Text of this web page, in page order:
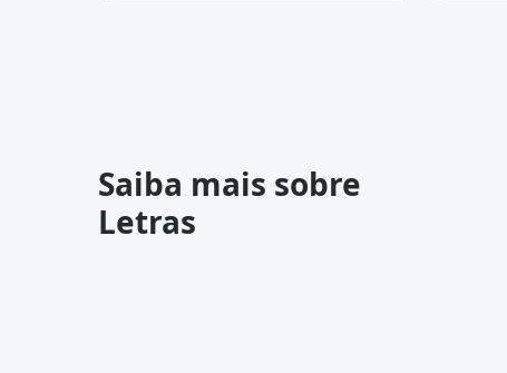
Saiba mais sobre
Letras